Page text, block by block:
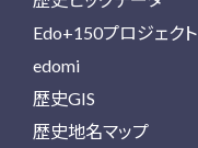
Edo+150プロジェクト
edomi
歴史GIS
歴史地名マップ